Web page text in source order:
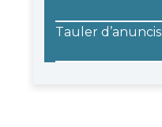
Tauler d’anuncis